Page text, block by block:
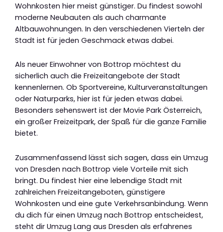
Wohnkosten hier meist günstiger. Du findest sowohl
moderne Neubauten als auch charmante
Altbauwohnungen. In den verschiedenen Vierteln der
Stadt ist für jeden Geschmack etwas dabei.
Als neuer Einwohner von Bottrop möchtest du
sicherlich auch die Freizeitangebote der Stadt
kennenlernen. Ob Sportvereine, Kulturveranstaltungen
oder Naturparks, hier ist für jeden etwas dabei.
Besonders sehenswert ist der Movie Park Österreich,
ein großer Freizeitpark, der Spaß für die ganze Familie
bietet.
Zusammenfassend lässt sich sagen, dass ein Umzug
von Dresden nach Bottrop viele Vorteile mit sich
bringt. Du findest hier eine lebendige Stadt mit
zahlreichen Freizeitangeboten, günstigere
Wohnkosten und eine gute Verkehrsanbindung. Wenn
du dich für einen Umzug nach Bottrop entscheidest,
steht dir Umzug Lang aus Dresden als erfahrenes